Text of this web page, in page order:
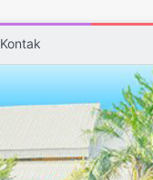
Kontak